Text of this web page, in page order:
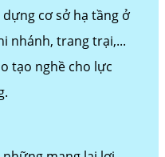
cơ sở hạ tầng ở
nhánh, trang trại,...
tạo nghề cho lực